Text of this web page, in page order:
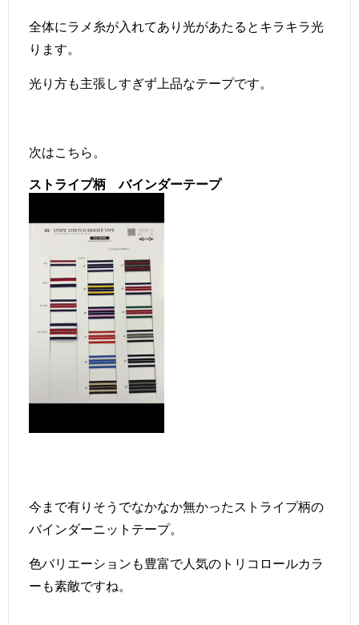
全体にラメ糸が入れてあり光があたるとキラキラ光
ります。
光り方も主張しすぎず上品なテープです。
次はこちら。
ストライプ柄 バインダーテープ
今まで有りそうでなかなか無かったストライプ柄の
バインダーニットテープ。
色バリエーションも豊富で人気のトリコロールカラ
ーも素敵ですね。